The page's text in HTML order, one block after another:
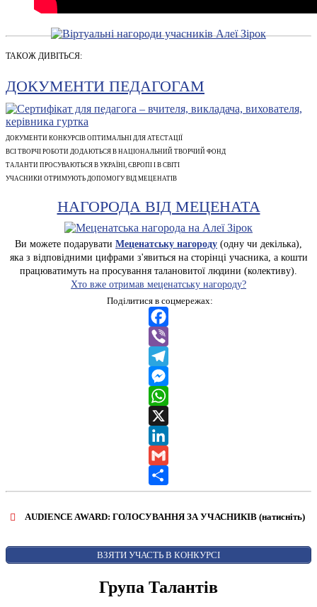
ТАКОЖ ДИВІТЬСЯ:
ДОКУМЕНТИ ПЕДАГОГАМ
ДОКУМЕНТИ КОНКУРСІВ ОПТИМАЛЬНІ ДЛЯ АТЕСТАЦІЇ
ВСІ ТВОРЧІ РОБОТИ ДОДАЮТЬСЯ В НАЦІОНАЛЬНИЙ ТВОРЧИЙ ФОНД
ТАЛАНТИ ПРОСУВАЮТЬСЯ В УКРАЇНІ, ЄВРОПІ І В СВІТІ
УЧАСНИКИ ОТРИМУЮТЬ ДОПОМОГУ ВІД МЕЦЕНАТІВ
НАГОРОДА ВІД МЕЦЕНАТА
Ви можете подарувати Меценатську нагороду (одну чи декілька),
яка з відповідними цифрами з'явиться на сторінці учасника, а кошти
працюватимуть на просування талановитої людини (колективу).
Хто вже отримав меценатську нагороду?
Поділитися в соцмережах:
Facebook
Viber
Telegram
Messenger
WhatsApp
X
LinkedIn
Gmail
Share
AUDIENCE AWARD: ГОЛОСУВАННЯ ЗА УЧАСНИКІВ (натисніть)
AUDIENCE AWARD
ВЗЯТИ УЧАСТЬ В КОНКУРСІ
Група Талантів